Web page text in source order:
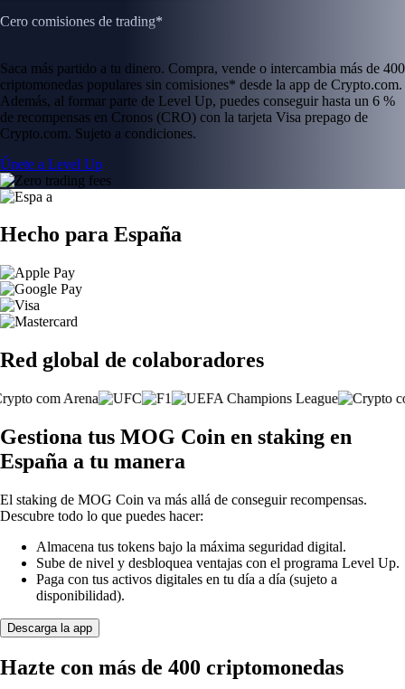
Cero comisiones de trading*
Saca más partido a tu dinero. Compra, vende o intercambia más de 400
criptomonedas populares sin comisiones* desde la app de Crypto.com.
Además, al formar parte de Level Up, puedes conseguir hasta un 6 %
de recompensas en Cronos (CRO) con la tarjeta Visa prepago de
Crypto.com. Sujeto a condiciones.
Únete a Level Up
Hecho para España
Red global de colaboradores
Gestiona tus MOG Coin en staking en
España a tu manera
El staking de MOG Coin va más allá de conseguir recompensas.
Descubre todo lo que puedes hacer:
Almacena tus tokens bajo la máxima seguridad digital.
Sube de nivel y desbloquea ventajas con el programa Level Up.
Paga con tus activos digitales en tu día a día (sujeto a
disponibilidad).
Descarga la app
Hazte con más de 400 criptomonedas